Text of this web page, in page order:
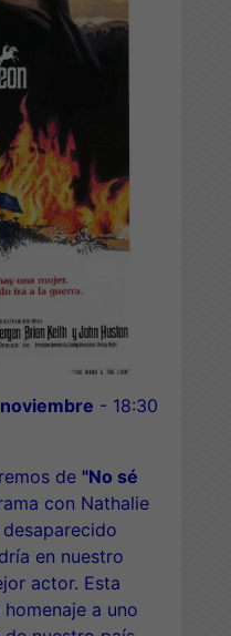
- 18:30
de "No sé
con Nathalie
en nuestro
actor. Esta
a uno